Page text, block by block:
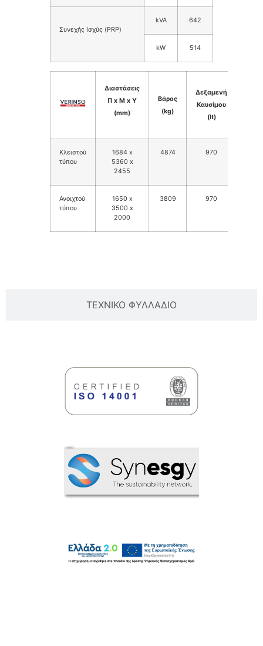
ΤΕΧΝΙΚΟ ΦΥΛΛΑΔΙΟ
Συνεχής Ισχύς (PRP)
kVA 642
kW 514
Διαστάσεις
Π x Μ x Υ
(mm)
Βάρος
(kg)
Δεξαμενή
Καυσίμου
(lt)
Κλειστού
τύπου
1684 x
5360 x
2455
4874 970
Ανοιχτού
τύπου
1650 x
3500 x
2000
3809 970